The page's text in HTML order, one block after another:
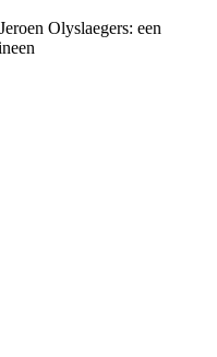
Olyslaegers: een